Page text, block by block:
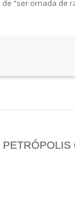
“ser ornada de
PETRÓPOLIS